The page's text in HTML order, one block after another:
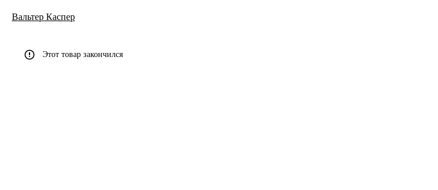
Вальтер Каспер
Этот товар закончился